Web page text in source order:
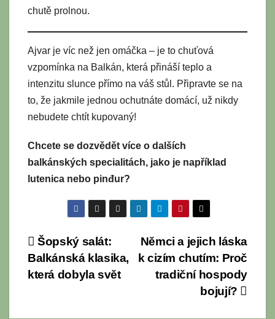
chutě prolnou.
Ajvar je víc než jen omáčka – je to chuťová
vzpomínka na Balkán, která přináší teplo a
intenzitu slunce přímo na váš stůl. Připravte se na
to, že jakmile jednou ochutnáte domácí, už nikdy
nebudete chtít kupovaný!
Chcete se dozvědět více o dalších
balkánských specialitách, jako je například
lutenica nebo pinđur?
Navigace
pro
Němci a jejich láska
k cizím chutím: Proč
tradiční hospody
bojují?
Šopský salát:
Balkánská klasika,
která dobyla svět